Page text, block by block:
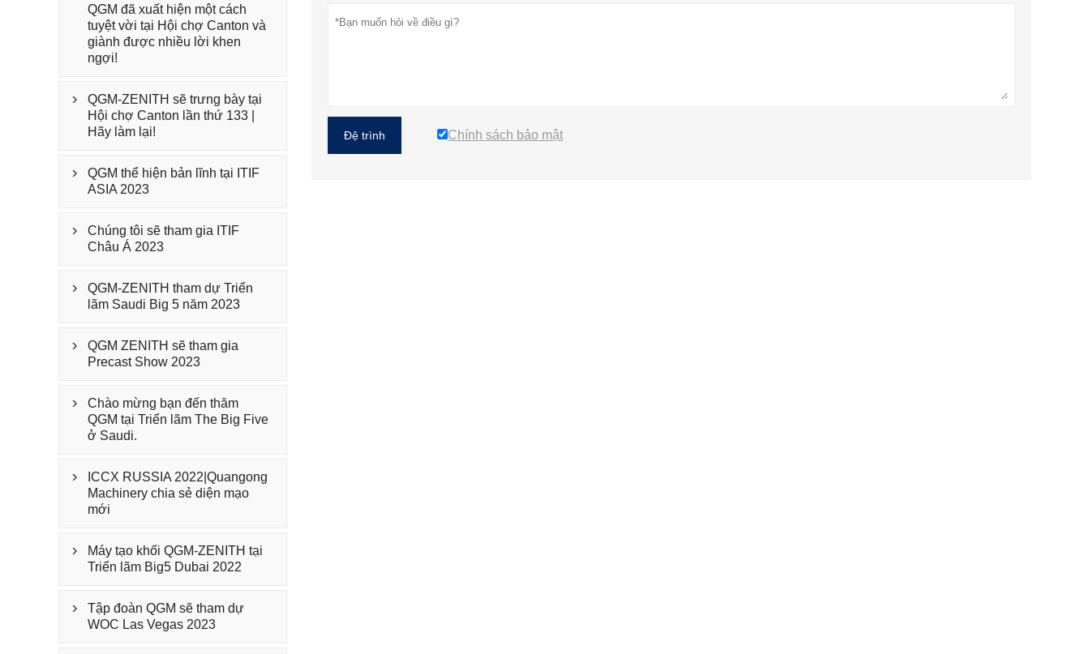
Đệ trình Chính sách bảo mật
QGM đã xuất hiện một cách
tuyệt vời tại Hội chợ Canton và
giành được nhiều lời khen
ngợi!

QGM-ZENITH sẽ trưng bày tại
Hội chợ Canton lần thứ 133 |
Hãy làm lại!

QGM thể hiện bản lĩnh tại ITIF
ASIA 2023

Chúng tôi sẽ tham gia ITIF
Châu Á 2023

QGM-ZENITH tham dự Triển
lãm Saudi Big 5 năm 2023

QGM ZENITH sẽ tham gia
Precast Show 2023

Chào mừng bạn đến thăm
QGM tại Triển lãm The Big Five
ở Saudi.

ICCX RUSSIA 2022|Quangong
Machinery chia sẻ diện mạo
mới

Máy tạo khối QGM-ZENITH tại
Triển lãm Big5 Dubai 2022

Tập đoàn QGM sẽ tham dự
WOC Las Vegas 2023